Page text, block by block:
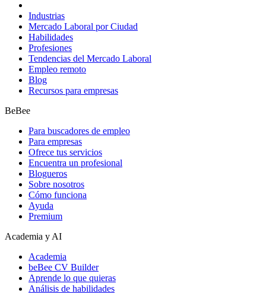
Industrias
Mercado Laboral por Ciudad
Habilidades
Profesiones
Tendencias del Mercado Laboral
Empleo remoto
Blog
Recursos para empresas
BeBee
Para buscadores de empleo
Para empresas
Ofrece tus servicios
Encuentra un profesional
Blogueros
Sobre nosotros
Cómo funciona
Ayuda
Premium
Academia y AI
Academia
beBee CV Builder
Aprende lo que quieras
Análisis de habilidades